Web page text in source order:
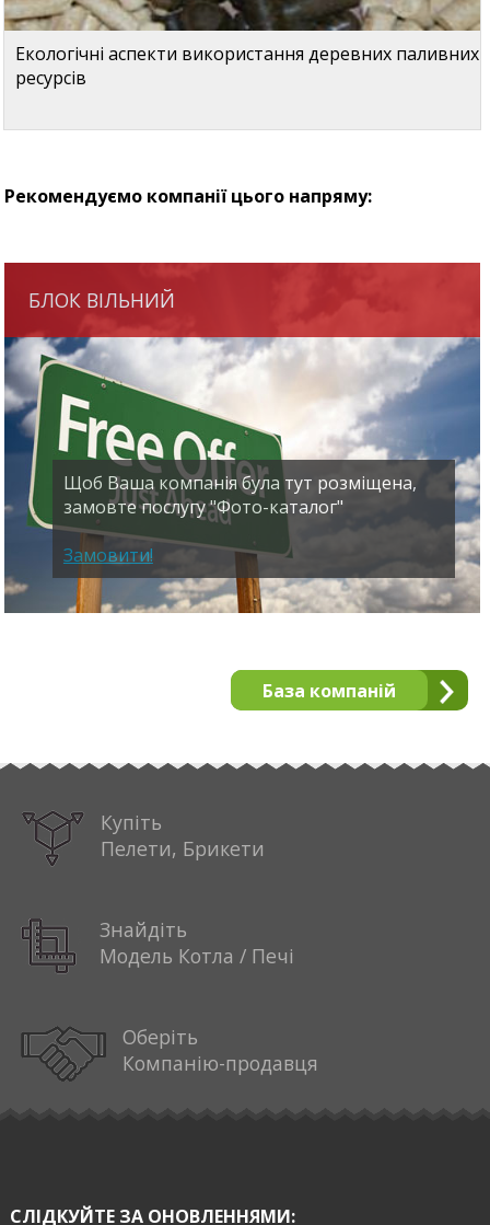
Екологічні аспекти використання деревних паливних
ресурсів
Рекомендуємо компанії цього напряму:
БЛОК ВІЛЬНИЙ
Щоб Ваша компанія була тут розміщена,
замовте послугу "Фото-каталог"
Замовити!
База компаній
Купіть
Пелети, Брикети
Знайдіть
Модель Котла / Печі
Оберіть
Компанію-продавця
СЛІДКУЙТЕ ЗА ОНОВЛЕННЯМИ: